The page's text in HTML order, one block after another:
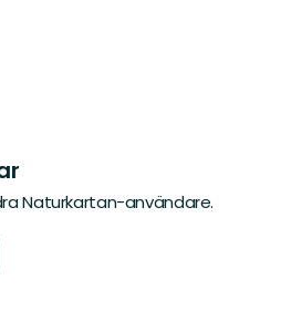
Naturkartan-användare.